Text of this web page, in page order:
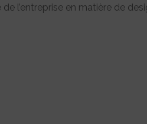
l’entreprise en matière de